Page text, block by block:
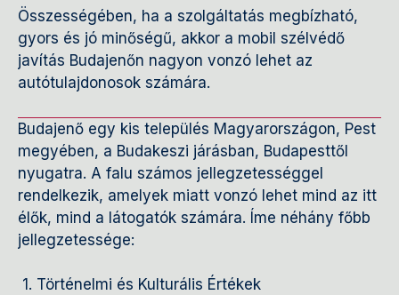
Összességében, ha a szolgáltatás megbízható,
gyors és jó minőségű, akkor a mobil szélvédő
javítás Budajenőn nagyon vonzó lehet az
autótulajdonosok számára.
Budajenő egy kis település Magyarországon, Pest
megyében, a Budakeszi járásban, Budapesttől
nyugatra. A falu számos jellegzetességgel
rendelkezik, amelyek miatt vonzó lehet mind az itt
élők, mind a látogatók számára. Íme néhány főbb
jellegzetessége:
1. Történelmi és Kulturális Értékek